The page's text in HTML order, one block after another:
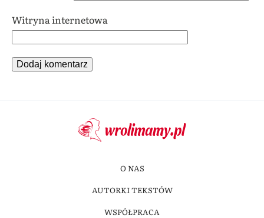
Witryna internetowa
O NAS
AUTORKI TEKSTÓW
WSPÓŁPRACA